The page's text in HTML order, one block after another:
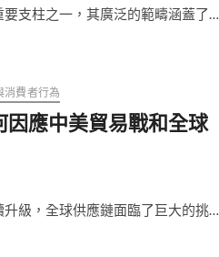
支柱之一，其廣泛的範疇涵蓋了…
消費者行為
應中美貿易戰和全球
級，全球供應鏈面臨了巨大的挑…